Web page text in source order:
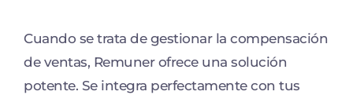
Cuando se trata de gestionar la compensación
de ventas, Remuner ofrece una solución
potente. Se integra perfectamente con tus